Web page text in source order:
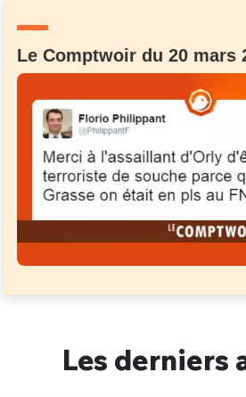
Le Comptwoir du 20 mars
Les derniers
Un
C'EST PARTI